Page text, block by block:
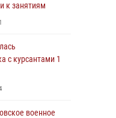
к занятиям
1
с курсантами 1
военное